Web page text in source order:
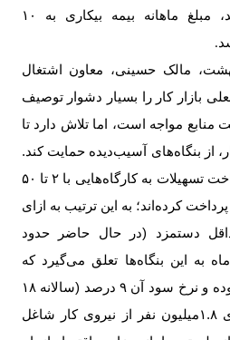
یک‌میلیون نفر افزایش یابد، مبلغ ماهانه بیمه بیکاری به ۱۰
.
مالک حسینی، معاون اشتغال
بازار کار را بسیار دشوار توصیف
مواجه است، اما تلاش دارد تا
از بنگاه‌های آسیب‌دیده حمایت کند.
تسهیلات به کارگاه‌هایی با۲ تا ۵۰
کرده‌اند؛ به این ترتیب به ازای
دستمزد (در حال حاضر حدود
به این بنگاه‌ها تعلق می‌گیرد که
۹ درصد (سالانه۱۸
درصد) است. این طرح برای ۱.۸‌میلیون نفر از نیروی کار شاغل